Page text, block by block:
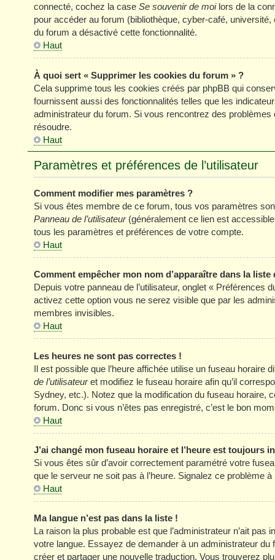
connecté, cochez la case Se souvenir de moilors de la
pour accéder au forum (bibliothèque, cyber-café,
du forum a désactivé cette fonctionnalité.
Haut
À quoi sert « Supprimer les cookies du forum » ?
Cela supprime tous les cookies créés par phpBB qui
fournissent aussi des fonctionnalités telles que les
administrateur du forum. Si vous rencontrez des
résoudre.
Haut
Paramètres et préférences de l’utilisateur
Comment modifier mes paramètres ?
Si vous êtes membre de ce forum, tous vos paramètres
Panneau de l’utilisateur(généralement ce lien est
tous les paramètres et préférences de votre compte.
Haut
Comment empêcher mon nom d’apparaître dans la
Depuis votre panneau de l’utilisateur, onglet « Préférences
activez cette option vous ne serez visible que par les
membres invisibles.
Haut
Les heures ne sont pas correctes !
Il est possible que l’heure affichée utilise un fuseau
de l’utilisateuret modifiez le fuseau horaire afin qu’il
Sydney, etc.). Notez que la modification du fuseau horaire,
forum. Donc si vous n’êtes pas enregistré, c’est le bon
Haut
J’ai changé mon fuseau horaire et l’heure est toujours
Si vous êtes sûr d’avoir correctement paramétré votre
que le serveur ne soit pas à l’heure. Signalez ce problème
Haut
Ma langue n’est pas dans la liste !
La raison la plus probable est que l’administrateur n’ait
votre langue. Essayez de demander à un administrateur du
créer et partager une nouvelle traduction. Vous trouverez